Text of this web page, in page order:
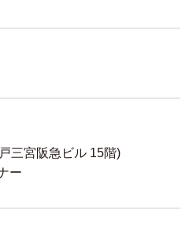
三宮阪急ビル 15階)
ー